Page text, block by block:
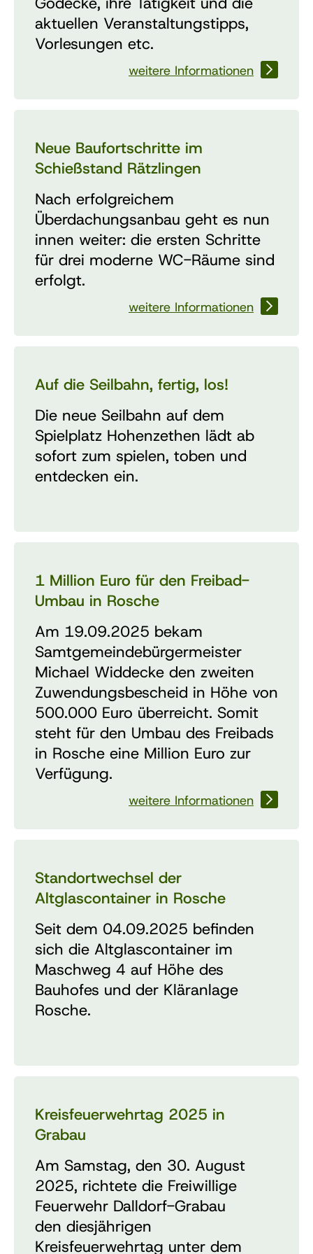
aktuellen Veranstaltungstipps,
Vorlesungen etc.
weitere Informationen
Neue Baufortschritte im
Schießstand Rätzlingen
Nach erfolgreichem
Überdachungsanbau geht es nun
innen weiter: die ersten Schritte
für drei moderne WC-Räume sind
erfolgt.
weitere Informationen
Auf die Seilbahn, fertig, los!
Die neue Seilbahn auf dem
Spielplatz Hohenzethen lädt ab
sofort zum spielen, toben und
entdecken ein.
1 Million Euro für den Freibad-
Umbau in Rosche
Am 19.09.2025 bekam
Samtgemeindebürgermeister
Michael Widdecke den zweiten
Zuwendungsbescheid in Höhe von
500.000 Euro überreicht. Somit
steht für den Umbau des Freibads
in Rosche eine Million Euro zur
Verfügung.
weitere Informationen
Standortwechsel der
Altglascontainer in Rosche
Seit dem 04.09.2025 befinden
sich die Altglascontainer im
Maschweg 4 auf Höhe des
Bauhofes und der Kläranlage
Rosche.
Kreisfeuerwehrtag 2025 in
Grabau
Am Samstag, den 30. August
2025, richtete die Freiwillige
Feuerwehr Dalldorf-Grabau
den diesjährigen
Kreisfeuerwehrtag unter dem